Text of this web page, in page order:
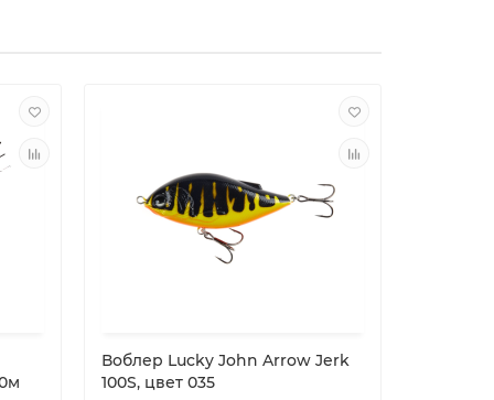
Воблер Lucky John Arrow Jerk
100S, цвет 035